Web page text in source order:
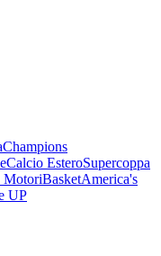
Champions
Calcio EsteroSupercoppa
BasketAmerica's
UP